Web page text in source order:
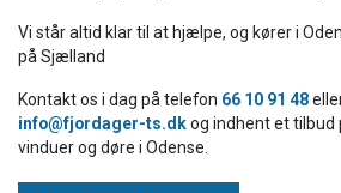
Vi står altid klar til at hjælpe, og kører i
på Sjælland
Kontakt os i dag på telefon 66 10 91 48
info@fjordager-ts.dkog indhent et tilbud
vinduer og døre i Odense.